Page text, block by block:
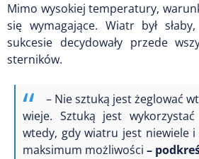
Mimo wysokiej temperatury,
się wymagające. Wiatr był
sukcesie decydowały przede
sterników.
– Nie sztuką jest żeglować
wieje. Sztuką jest
wtedy, gdy wiatru jest niewiele i
maksimum możliwości –